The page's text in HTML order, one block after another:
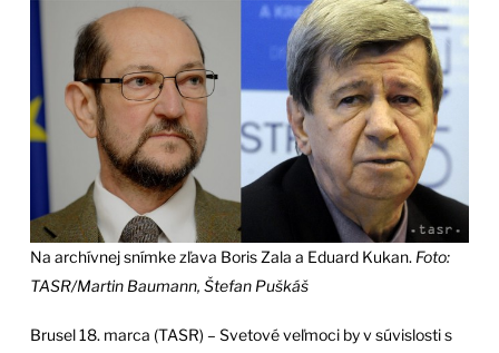
Na archívnej snímke zľava Boris Zala a Eduard Kukan. Foto:
TASR/Martin Baumann, Štefan Puškáš
Brusel 18. marca (TASR) – Svetové veľmoci by v súvislosti s